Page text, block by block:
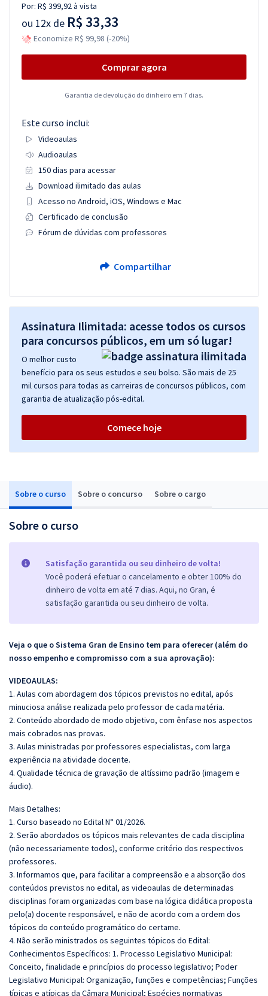
Sobre o curso Sobre o concurso Sobre o cargo
Sobre o curso
Satisfação garantida ou seu dinheiro de volta!
Você poderá efetuar o cancelamento e obter 100% do
dinheiro de volta em até 7 dias. Aqui, no Gran, é
satisfação garantida ou seu dinheiro de volta.
Veja o que o Sistema Gran de Ensino tem para oferecer (além do
nosso empenho e compromisso com a sua aprovação):
VIDEOAULAS:
1. Aulas com abordagem dos tópicos previstos no edital, após
minuciosa análise realizada pelo professor de cada matéria.
2. Conteúdo abordado de modo objetivo, com ênfase nos aspectos
mais cobrados nas provas.
3. Aulas ministradas por professores especialistas, com larga
experiência na atividade docente.
4. Qualidade técnica de gravação de altíssimo padrão (imagem e
áudio).
Mais Detalhes:
1. Curso baseado no Edital N° 01/2026.
2. Serão abordados os tópicos mais relevantes de cada disciplina
(não necessariamente todos), conforme critério dos respectivos
professores.
3. Informamos que, para facilitar a compreensão e a absorção dos
conteúdos previstos no edital, as videoaulas de determinadas
disciplinas foram organizadas com base na lógica didática proposta
pelo(a) docente responsável, e não de acordo com a ordem dos
tópicos do conteúdo programático do certame.
4. Não serão ministrados os seguintes tópicos do Edital:
Conhecimentos Específicos: 1. Processo Legislativo Municipal:
Conceito, finalidade e princípios do processo legislativo; Poder
Legislativo Municipal: Organização, funções e competências; Funções
típicas e atípicas da Câmara Municipal; Espécies normativas
Por: R$ 399,92à vista
ou 12x de R$ 33,33
Economize R$ 99,98 (-20%)
Comprar agora
Garantia de devolução do dinheiro em 7 dias.
Este curso inclui:
Videoaulas
Audioaulas
150 dias para acessar
Download ilimitado das aulas
Acesso no Android, iOS, Windows e Mac
Certificado de conclusão
Fórum de dúvidas com professores
Compartilhar
Assinatura Ilimitada: acesse todos os cursos
para concursos públicos, em um só lugar!
O melhor custo
benefício para os seus estudos e seu bolso. São mais de 25
mil cursos para todas as carreiras de concursos públicos, com
garantia de atualização pós-edital.
Comece hoje